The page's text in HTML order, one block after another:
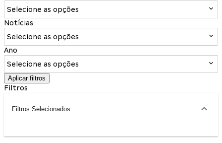
Selecione as opções
Notícias
Selecione as opções
Ano
Selecione as opções
Aplicar filtros
Filtros
Filtros Selecionados